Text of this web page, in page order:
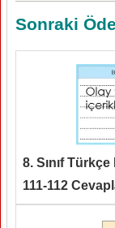
Sonraki
8. Sınıf
111-112